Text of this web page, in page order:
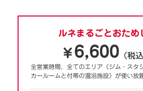
ルネまるごとおため
￥ 6,600 （税
全営業時間、全てのエリア（ジム・スタ
カールームと付帯の温浴施設）が使い放